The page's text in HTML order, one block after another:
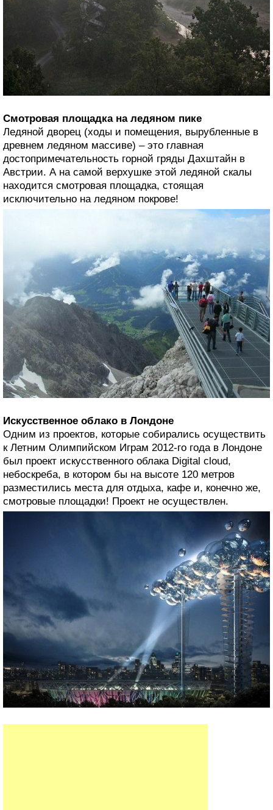
Смотровая площадка на ледяном пике
Ледяной дворец (ходы и помещения, вырубленные в
древнем ледяном массиве) – это главная
достопримечательность горной гряды Дахштайн в
Австрии. А на самой верхушке этой ледяной скалы
находится смотровая площадка, стоящая
исключительно на ледяном покрове!
Искусственное облако в Лондоне
Одним из проектов, которые собирались осуществить
к Летним Олимпийском Играм 2012-го года в Лондоне
был проект искусственного облака Digital cloud,
небоскреба, в котором бы на высоте 120 метров
разместились места для отдыха, кафе и, конечно же,
смотровые площадки! Проект не осуществлен.